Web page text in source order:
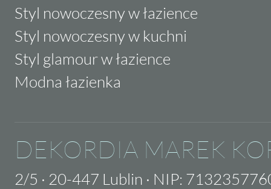
Styl nowoczesny w łazience
Styl nowoczesny w kuchni
Styl glamour w łazience
Modna łazienka
DEKORDIA MAREK
2/5 · 20-447 Lublin · NIP: